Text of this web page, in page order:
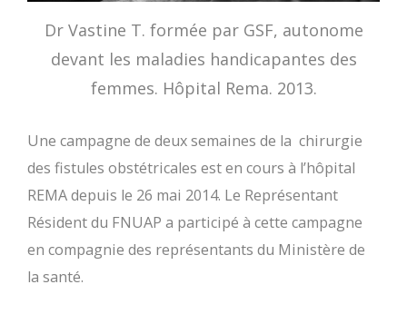
Dr Vastine T. formée par GSF, autonome
devant les maladies handicapantes des
femmes. Hôpital Rema. 2013.
Une campagne de deux semaines de la chirurgie
des fistules obstétricales est en cours à l’hôpital
REMA depuis le 26 mai 2014. Le Représentant
Résident du FNUAP a participé à cette campagne
en compagnie des représentants du Ministère de
la santé.